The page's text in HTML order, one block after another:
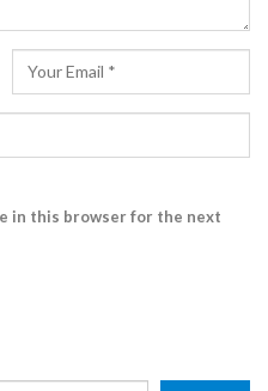
in this browser for the next